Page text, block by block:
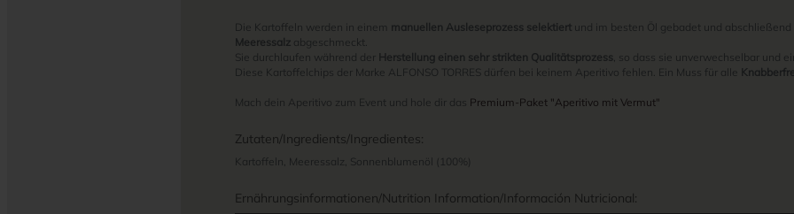
Die Kartoffeln werden in einem manuellen Ausleseprozess selektiert und im besten Öl gebadet und
Meeressalz abgeschmeckt.
Sie durchlaufen während der Herstellung einen sehr strikten Qualitätsprozess, so dass sie unverwechselbar und
Diese Kartoffelchips der Marke ALFONSO TORRES dürfen bei keinem Aperitivo fehlen. Ein Muss für alle
Mach dein Aperitivo zum Event und hole dir das Premium-Paket "Aperitivo mit Vermut"
Zutaten/Ingredients/Ingredientes:
Kartoffeln, Meeressalz, Sonnenblumenöl (100%)
Ernährungsinformationen/Nutrition Information/Información Nutricional: